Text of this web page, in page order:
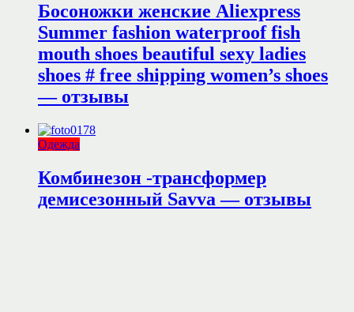
Босоножки женские Aliexpress
Summer fashion waterproof fish
mouth shoes beautiful sexy ladies
shoes # free shipping women’s shoes
— отзывы
Одежда
Комбинезон -трансформер
демисезонный Savva — отзывы